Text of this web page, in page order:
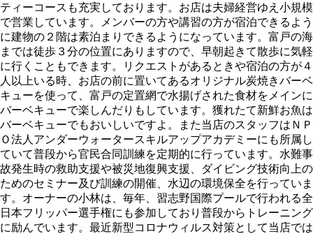
ティーコースも充実しております。お店は夫婦経営ゆえ小規模
で営業しています。メンバーの方や講習の方が宿泊できるよう
に建物の２階は素泊まりできるようになっています。富戸の海
までは徒歩３分の位置にありますので、早朝起きて散歩に気軽
に行くこともできます。リクエストがあるときや宿泊の方が４
人以上いる時、お店の前に置いてあるオリジナル炭焼きバーベ
キューを使って、富戸の定置網で水揚げされた食材をメインに
バーベキューで楽しんだりもしています。獲れたて新鮮お魚は
バーベキューでもおいしいですよ。また当店のスタッフはＮＰ
Ｏ法人アンダーウォータースキルアップアカデミーにも所属し
ていて普段から官民合同訓練を定期的に行っています。水難事
故発生時の救助支援や被災地復興支援、ダイビング技術向上の
ためのセミナー及び訓練の開催、水辺の環境保全を行っていま
す。オーナーの小林は、毎年、習志野国際プールで行われる全
日本フリッパー選手権にも参加しており普段からトレーニング
に励んでいます。最近新型コロナウィルス対策として当店では